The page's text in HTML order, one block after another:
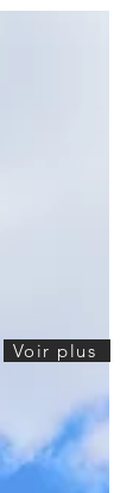
Voir plus